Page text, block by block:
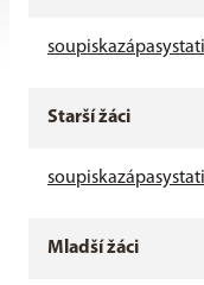
soupiskazápasy
Starší žáci
soupiskazápasy
Mladší žáci